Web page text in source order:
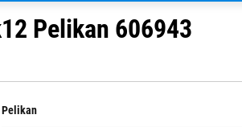
Pelikan 606943
Pelikan